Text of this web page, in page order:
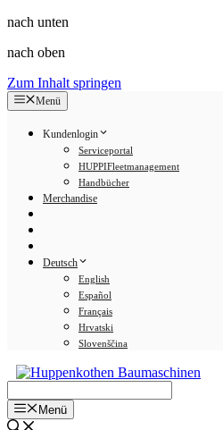
nach unten
nach oben
Zum Inhalt springen
Menü
Kundenlogin
Serviceportal
HUPPIFleetmanagement
Handbücher
Merchandise
Deutsch
English
Español
Français
Hrvatski
Slovenščina
Menü